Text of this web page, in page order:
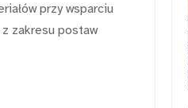
przy wsparciu
zakresu postaw